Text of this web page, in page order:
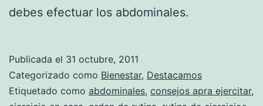
debes efectuar los abdominales.
Publicada el 31 octubre, 2011
Categorizado como Bienestar, Destacamos
Etiquetado como abdominales, consejos apra ejercitar,